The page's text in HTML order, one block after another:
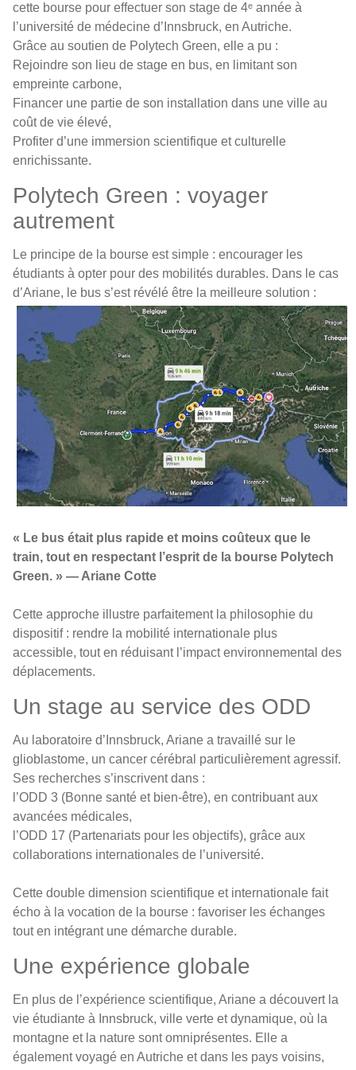
cette bourse pour effectuer son stage de 4ᵉ année à
l’université de médecine d’Innsbruck, en Autriche.
Grâce au soutien de Polytech Green, elle a pu :
Rejoindre son lieu de stage en bus, en limitant son
empreinte carbone,
Financer une partie de son installation dans une ville au
coût de vie élevé,
Profiter d’une immersion scientifique et culturelle
enrichissante.
Polytech Green : voyager
autrement
Le principe de la bourse est simple : encourager les
étudiants à opter pour des mobilités durables. Dans le cas
d’Ariane, le bus s’est révélé être la meilleure solution :
« Le bus était plus rapide et moins coûteux que le
train, tout en respectant l’esprit de la bourse Polytech
Green. » — Ariane Cotte
Cette approche illustre parfaitement la philosophie du
dispositif : rendre la mobilité internationale plus
accessible, tout en réduisant l’impact environnemental des
déplacements.
Un stage au service des ODD
Au laboratoire d’Innsbruck, Ariane a travaillé sur le
glioblastome, un cancer cérébral particulièrement agressif.
Ses recherches s’inscrivent dans :
l’ODD 3 (Bonne santé et bien-être), en contribuant aux
avancées médicales,
l’ODD 17 (Partenariats pour les objectifs), grâce aux
collaborations internationales de l’université.
Cette double dimension scientifique et internationale fait
écho à la vocation de la bourse : favoriser les échanges
tout en intégrant une démarche durable.
Une expérience globale
En plus de l’expérience scientifique, Ariane a découvert la
vie étudiante à Innsbruck, ville verte et dynamique, où la
montagne et la nature sont omniprésentes. Elle a
également voyagé en Autriche et dans les pays voisins,